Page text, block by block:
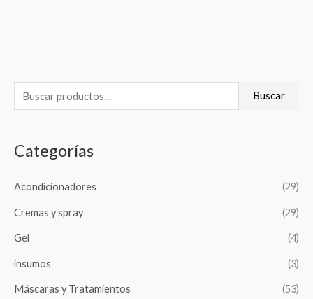
u
c
r
p
o
Buscar
Categorías
Acondicionadores (29)
Cremas y spray (29)
Gel (4)
insumos (3)
Máscaras y Tratamientos (53)